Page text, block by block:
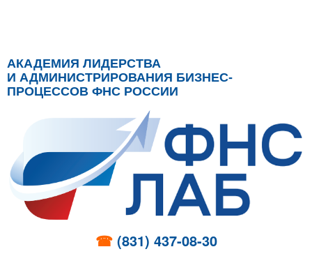
АКАДЕМИЯ ЛИДЕРСТВА
И АДМИНИСТРИРОВАНИЯ БИЗНЕС-
ПРОЦЕССОВ ФНС РОССИИ
☎ (831) 437-08-30